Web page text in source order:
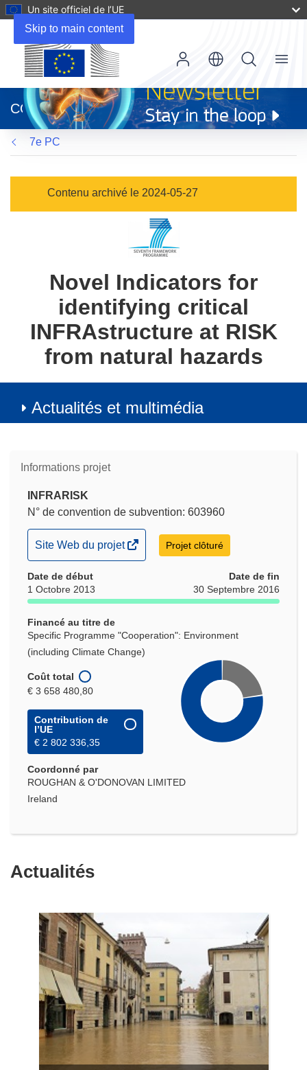
Skip to main content
Un site officiel de l’UE
dans
une
nouvelle
fenêtre)
CORDIS
Menu
7e PC
Contenu archivé le 2024-05-27
Novel Indicators for
identifying critical
INFRAstructure at RISK
from natural hazards
Actualités et multimédia
Informations projet
INFRARISK
N° de convention de subvention: 603960
(s’ouvre
dans
une
nouvelle
Site Web du projet Projet clôturé
Date de début
1 Octobre 2013
Date de fin
30 Septembre 2016
Financé au titre de
Specific Programme "Cooperation": Environment
(including Climate Change)
Coût total
€ 3 658 480,80
Contribution de
l’UE
€ 2 802 336,35
Coordonné par
ROUGHAN & O'DONOVAN LIMITED
Ireland
Actualités